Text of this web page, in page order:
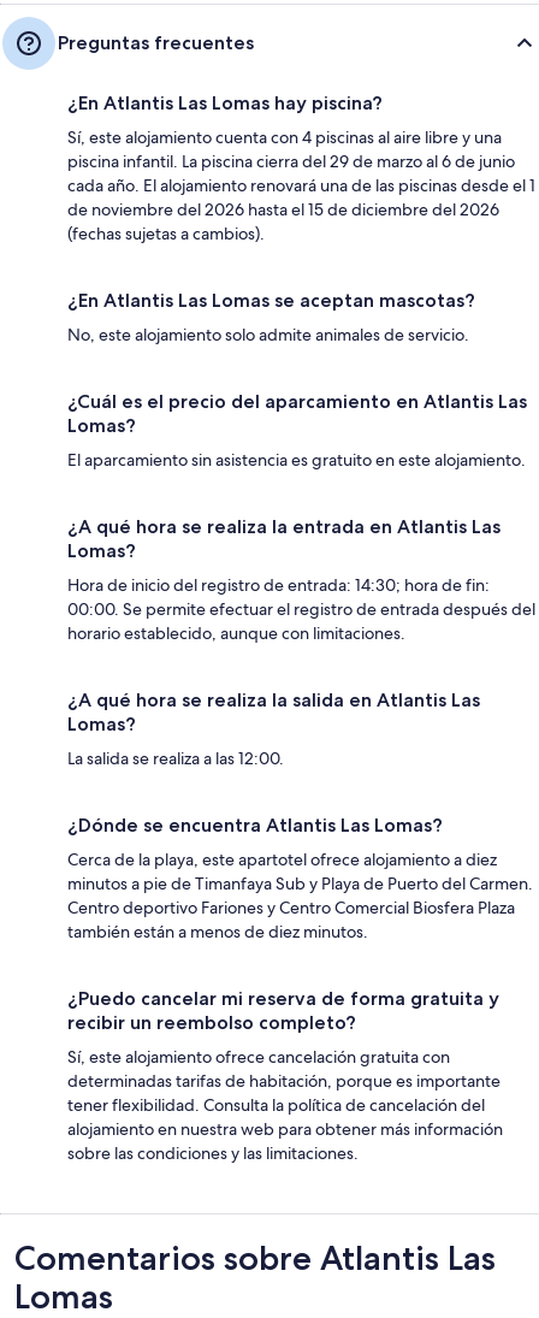
Preguntas frecuentes
¿En Atlantis Las Lomas hay piscina?
Sí, este alojamiento cuenta con 4 piscinas al aire libre y una
piscina infantil. La piscina cierra del 29 de marzo al 6 de junio
cada año. El alojamiento renovará una de las piscinas desde el 1
de noviembre del 2026 hasta el 15 de diciembre del 2026
(fechas sujetas a cambios).
¿En Atlantis Las Lomas se aceptan mascotas?
No, este alojamiento solo admite animales de servicio.
¿Cuál es el precio del aparcamiento en Atlantis Las
Lomas?
El aparcamiento sin asistencia es gratuito en este alojamiento.
¿A qué hora se realiza la entrada en Atlantis Las
Lomas?
Hora de inicio del registro de entrada: 14:30; hora de fin:
00:00. Se permite efectuar el registro de entrada después del
horario establecido, aunque con limitaciones.
¿A qué hora se realiza la salida en Atlantis Las
Lomas?
La salida se realiza a las 12:00.
¿Dónde se encuentra Atlantis Las Lomas?
Cerca de la playa, este apartotel ofrece alojamiento a diez
minutos a pie de Timanfaya Sub y Playa de Puerto del Carmen.
Centro deportivo Fariones y Centro Comercial Biosfera Plaza
también están a menos de diez minutos.
¿Puedo cancelar mi reserva de forma gratuita y
recibir un reembolso completo?
Sí, este alojamiento ofrece cancelación gratuita con
determinadas tarifas de habitación, porque es importante
tener flexibilidad. Consulta la política de cancelación del
alojamiento en nuestra web para obtener más información
sobre las condiciones y las limitaciones.
Comentarios
Comentarios sobre Atlantis Las
Lomas